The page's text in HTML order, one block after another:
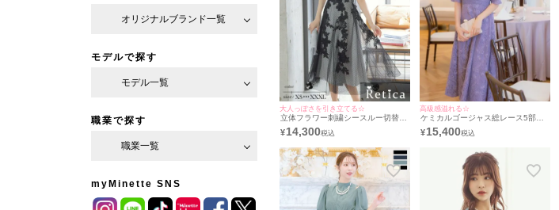
オリジナルブランド一覧
モデルで探す
モデル一覧
職業で探す
職業一覧
myMinette SNS
大人っぽさを引き立てる☆
立体フラワー刺繍シースルー切替チ
ュールフレア膝下結婚式パーティー
ドレス [Retica/レティカ]
¥14,300
高級感溢れる☆
ケミカルゴージャス総レース5部袖
フレアロングスカート結婚式パーテ
ィードレス [Retica/レティカ]
¥15,400